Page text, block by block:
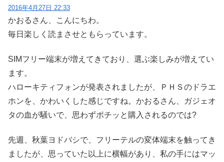
2016年4月27日 22:33
かおるさん、こんにちわ。
毎日楽しく読まさせともらっています。
SIMフリー端末が増えてきており、選ぶ楽しみが増えてい
ます。
ハローキティフォンが発表されましたが、ＰＨＳのドラエ
ホンを、かわいくした感じですね。かおるさん、ガジェオ
タの血が騒いで、思わずポチッと購入されるのでは?
先週、秋葉ヨドバシで、フリーテルの変体端末を触ってき
ましたが、思っていた以上に横幅があり、私の手にはマッ